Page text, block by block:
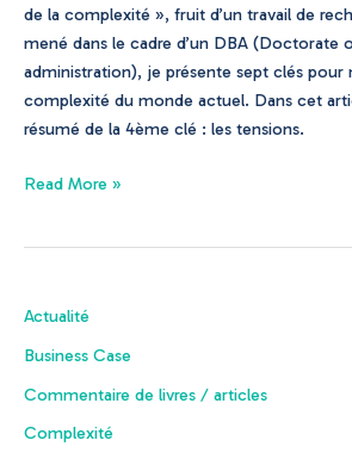
de la complexité », fruit d’un travail de
mené dans le cadre d’un DBA (Doctorate
administration), je présente sept clés pour
complexité du monde actuel. Dans cet
résumé de la 4ème clé : les tensions.
Read More »
Actualité
Business Case
Commentaire de livres / articles
Complexité